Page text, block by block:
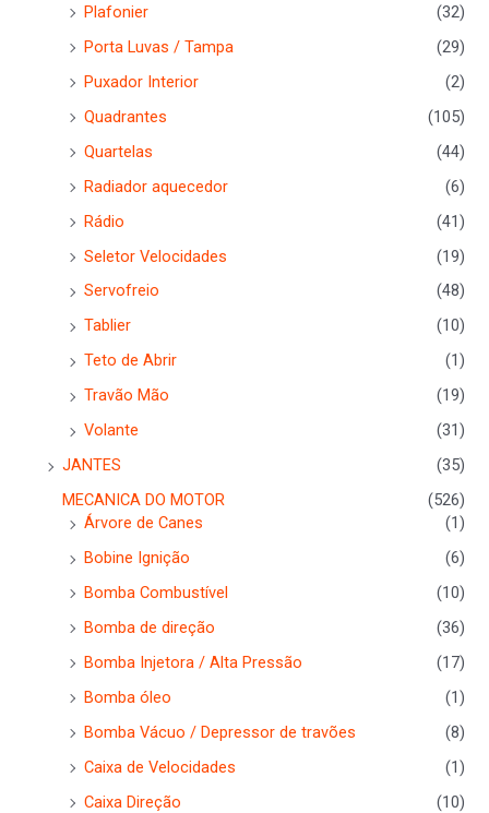
Plafonier
(32)
Porta Luvas / Tampa
(29)
Puxador Interior
(2)
Quadrantes
(105)
Quartelas
(44)
Radiador aquecedor
(6)
Rádio
(41)
Seletor Velocidades
(19)
Servofreio
(48)
Tablier
(10)
Teto de Abrir
(1)
Travão Mão
(19)
Volante
(31)
JANTES
(35)
MECANICA DO MOTOR
(526)
Árvore de Canes
(1)
Bobine Ignição
(6)
Bomba Combustível
(10)
Bomba de direção
(36)
Bomba Injetora / Alta Pressão
(17)
Bomba óleo
(1)
Bomba Vácuo / Depressor de travões
(8)
Caixa de Velocidades
(1)
Caixa Direção
(10)